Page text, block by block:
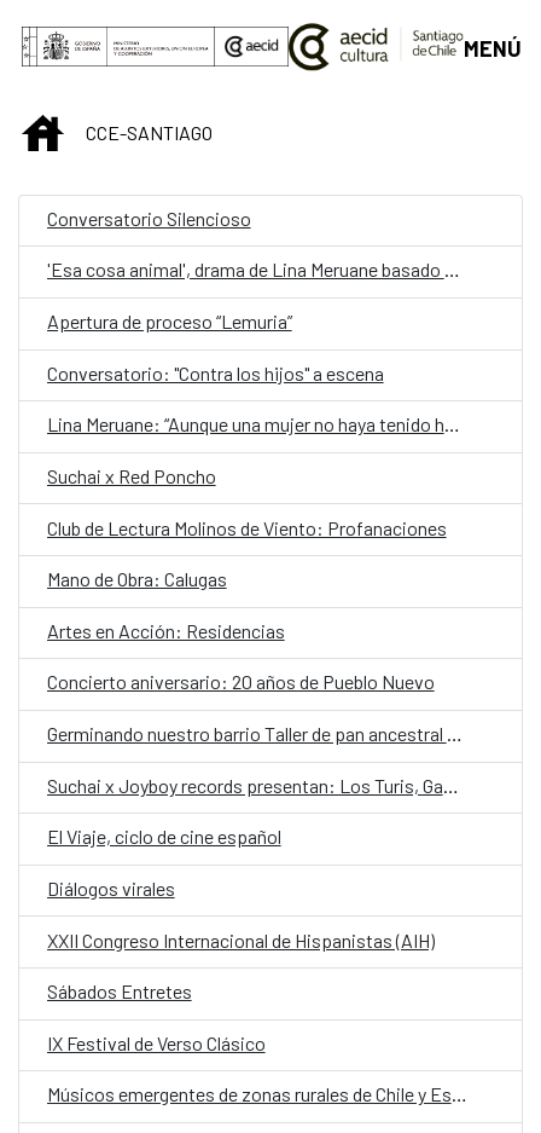
Saltar al contenido principal
MENÚ
INICIOCCE-SANTIAGO
Conversatorio Silencioso
'Esa cosa animal', drama de Lina Meruane basado en su ensayo 'Contra los hijos'
Apertura de proceso “Lemuria”
Conversatorio: "Contra los hijos" a escena
Lina Meruane: “Aunque una mujer no haya tenido hijos, los lleva siempre en la cabeza porque la sociedad se encarga de recordárselo”
Suchai x Red Poncho
Club de Lectura Molinos de Viento: Profanaciones
Mano de Obra: Calugas
Artes en Acción: Residencias
Concierto aniversario: 20 años de Pueblo Nuevo
Germinando nuestro barrio Taller de pan ancestral y contemporáneo con Graciela Huinao
El Viaje, ciclo de cine español
Diálogos virales
XXII Congreso Internacional de Hispanistas (AIH)
Sábados Entretes
IX Festival de Verso Clásico
Músicos emergentes de zonas rurales de Chile y España celebran la identidad territorial y la colaboración cultural